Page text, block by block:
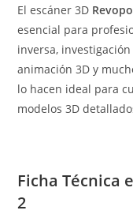
El escáner 3D
esencial para
inversa,
animación 3D y
lo hacen ideal para
modelos 3D
Ficha Técnica
2